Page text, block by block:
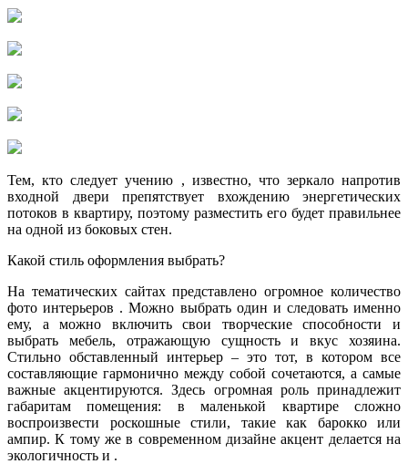
Тем, кто следует учению , известно, что зеркало напротив
входной двери препятствует вхождению энергетических
потоков в квартиру, поэтому разместить его будет правильнее
на одной из боковых стен.
Какой стиль оформления выбрать?
На тематических сайтах представлено огромное количество
фото интерьеров . Можно выбрать один и следовать именно
ему, а можно включить свои творческие способности и
выбрать мебель, отражающую сущность и вкус хозяина.
Стильно обставленный интерьер – это тот, в котором все
составляющие гармонично между собой сочетаются, а самые
важные акцентируются. Здесь огромная роль принадлежит
габаритам помещения: в маленькой квартире сложно
воспроизвести роскошные стили, такие как барокко или
ампир. К тому же в современном дизайне акцент делается на
экологичность и .